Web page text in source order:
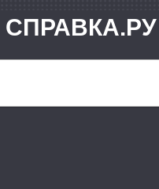
СПРАВКА.РУ